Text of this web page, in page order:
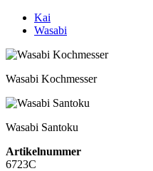
Kai
Wasabi
Wasabi Kochmesser
Wasabi Santoku
Artikelnummer
6723C